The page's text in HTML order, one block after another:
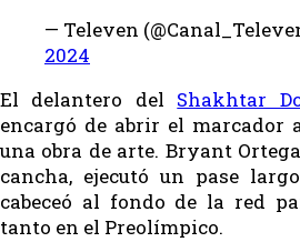
— Televen
2024
El delantero del Shakhtar
encargó de abrir el marcador
una obra de arte. Bryant
cancha, ejecutó un pase
cabeceó al fondo de la red
tanto en el Preolímpico.